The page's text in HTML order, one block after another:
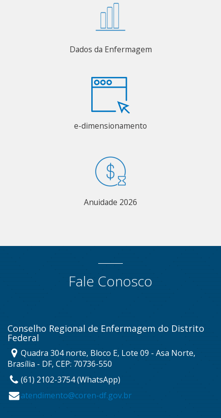
Dados da Enfermagem
e-dimensionamento
Anuidade 2026
Fale Conosco
Conselho Regional de Enfermagem do Distrito
Federal
Quadra 304 norte, Bloco E, Lote 09 - Asa Norte,
Brasília - DF, CEP: 70736-550
(61) 2102-3754 (WhatsApp)
atendimento@coren-df.gov.br